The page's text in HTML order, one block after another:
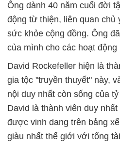
Ông dành 40 năm cuối đời
động từ thiện, liên quan chủ
sức khỏe cộng đồng. Ông
của mình cho các hoạt động
David Rockefeller hiện là
gia tộc "truyền thuyết" này,
nội duy nhất còn sống của
David là thành viên duy
được vinh dang trên bảng
giàu nhất thế giới với tổng